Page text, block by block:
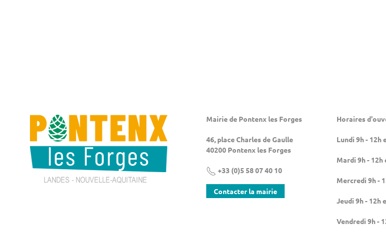
Mairie de Pontenx les Forges
46, place Charles de Gaulle
40200 Pontenx les Forges
+33 (0)5 58 07 40 10
Contacter la mairie
Horaires
Lundi 9h - 12h
Mardi 9h - 12h
Mercredi 9h -
Jeudi 9h - 12h
Vendredi 9h -